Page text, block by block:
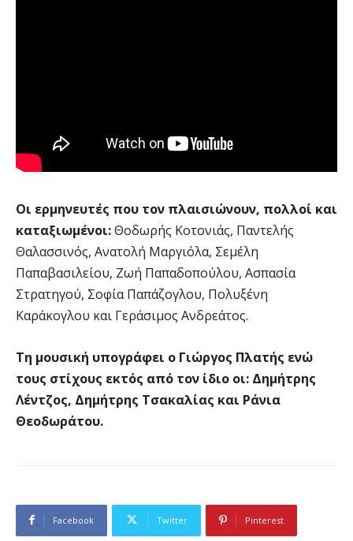
Οι ερμηνευτές που τον πλαισιώνουν, πολλοί και
καταξιωμένοι:Θοδωρής Κοτονιάς, Παντελής
Θαλασσινός, Ανατολή Μαργιόλα, Σεμέλη
Παπαβασιλείου, Ζωή Παπαδοπούλου, Ασπασία
Στρατηγού, Σοφία Παπάζογλου, Πολυξένη
Καράκογλου και Γεράσιμος Ανδρεάτος.
Τη μουσική υπογράφει ο Γιώργος Πλατής ενώ
τους στίχους εκτός από τον ίδιο οι: Δημήτρης
Λέντζος, Δημήτρης Τσακαλίας και Ράνια
Θεοδωράτου.
Facebook Twitter Pinterest